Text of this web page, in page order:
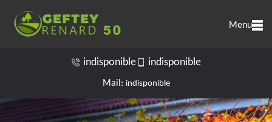
Menu
indisponible indisponible
Mail: indisponible